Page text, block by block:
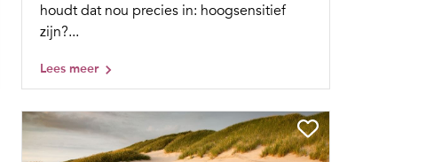
houdt dat nou precies in: hoogsensitief
zijn?...
Lees meer